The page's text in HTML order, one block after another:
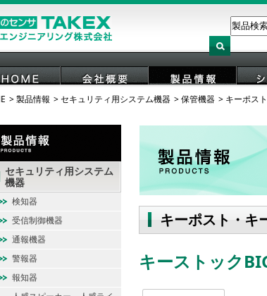
HOME 会社概要 製品情報
製品情報 セキュリティ用システム機器 保管機器 キーポス
キーポスト・キ
キーストック
セキュリティ用システム
機器
検知器
受信制御機器
通報機器
警報器
報知器